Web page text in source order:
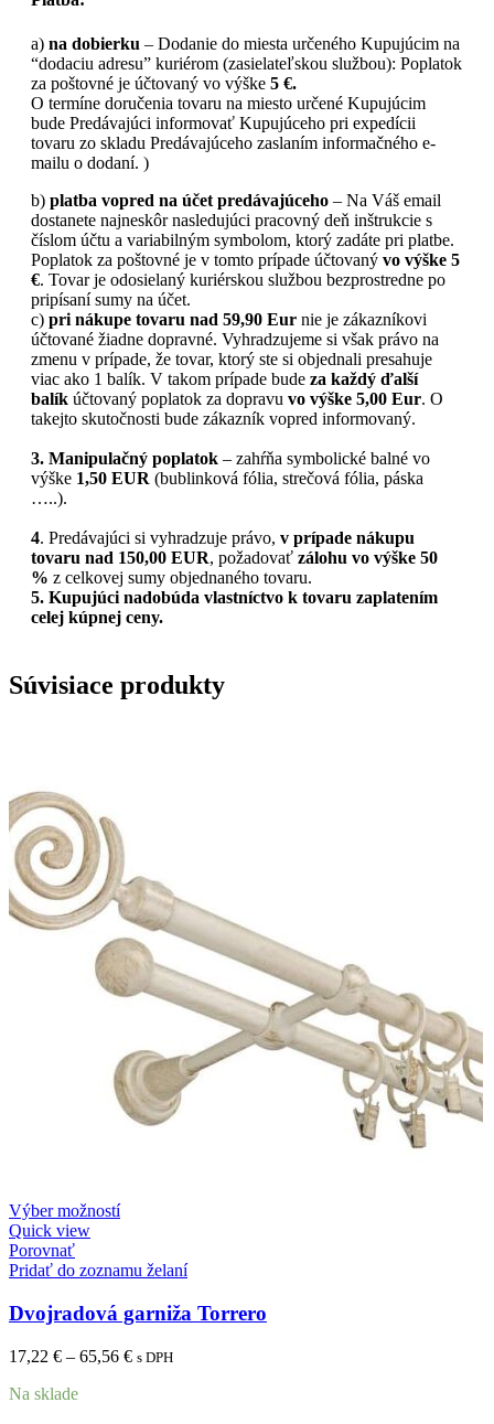
a) na dobierku – Dodanie do miesta určeného Kupujúcim na
“dodaciu adresu” kuriérom (zasielateľskou službou): Poplatok
za poštovné je účtovaný vo výške 5 €.
O termíne doručenia tovaru na miesto určené Kupujúcim
bude Predávajúci informovať Kupujúceho pri expedícii
tovaru zo skladu Predávajúceho zaslaním informačného e-
mailu o dodaní. )
b) platba vopred na účet predávajúceho – Na Váš email
dostanete najneskôr nasledujúci pracovný deň inštrukcie s
číslom účtu a variabilným symbolom, ktorý zadáte pri platbe.
Poplatok za poštovné je v tomto prípade účtovaný vo výške 5
€. Tovar je odosielaný kuriérskou službou bezprostredne po
pripísaní sumy na účet.
c) pri nákupe tovaru nad 59,90 Eur nie je zákazníkovi
účtované žiadne dopravné. Vyhradzujeme si však právo na
zmenu v prípade, že tovar, ktorý ste si objednali presahuje
viac ako 1 balík. V takom prípade bude za každý ďalší
balík účtovaný poplatok za dopravu vo výške 5,00 Eur. O
takejto skutočnosti bude zákazník vopred informovaný.
3. Manipulačný poplatok – zahŕňa symbolické balné vo
výške 1,50 EUR (bublinková fólia, strečová fólia, páska
…..).
4. Predávajúci si vyhradzuje právo, v prípade nákupu
tovaru nad 150,00 EUR, požadovať zálohu vo výške 50
% z celkovej sumy objednaného tovaru.
5. Kupujúci nadobúda vlastníctvo k tovaru zaplatením
celej kúpnej ceny.
Súvisiace produkty
Výber možností
Quick view
Porovnať
Pridať do zoznamu želaní
Dvojradová garniža Torrero
17,22 € – 65,56 € s DPH
Na sklade